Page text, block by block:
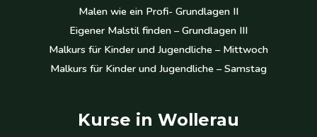
Malen wie ein Profi- Grundlagen II
Eigener Malstil finden – Grundlagen III
Malkurs für Kinder und Jugendliche – Mittwoch
Malkurs für Kinder und Jugendliche – Samstag
Kurse in Wollerau